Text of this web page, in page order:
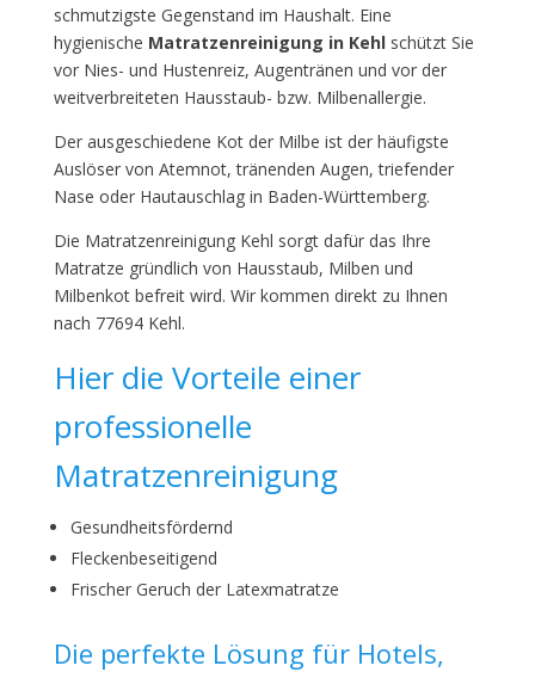
schmutzigste Gegenstand im Haushalt. Eine
hygienische Matratzenreinigung in Kehlschützt Sie
vor Nies- und Hustenreiz, Augentränen und vor der
weitverbreiteten Hausstaub- bzw. Milbenallergie.
Der ausgeschiedene Kot der Milbe ist der häufigste
Auslöser von Atemnot, tränenden Augen, triefender
Nase oder Hautauschlag in Baden-Württemberg.
Die Matratzenreinigung Kehl sorgt dafür das Ihre
Matratze gründlich von Hausstaub, Milben und
Milbenkot befreit wird. Wir kommen direkt zu Ihnen
nach 77694 Kehl.
Hier die Vorteile einer
professionelle
Matratzenreinigung
Gesundheitsfördernd
Fleckenbeseitigend
Frischer Geruch der Latexmatratze
Die perfekte Lösung für Hotels,